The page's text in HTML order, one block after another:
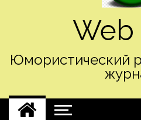
Web
Юмористический